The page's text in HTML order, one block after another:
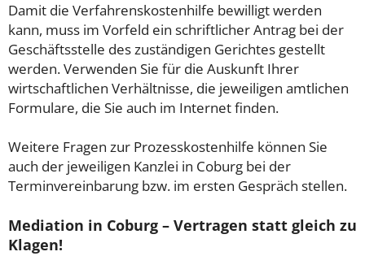
Damit die Verfahrenskostenhilfe bewilligt werden
kann, muss im Vorfeld ein schriftlicher Antrag bei der
Geschäftsstelle des zuständigen Gerichtes gestellt
werden. Verwenden Sie für die Auskunft Ihrer
wirtschaftlichen Verhältnisse, die jeweiligen amtlichen
Formulare, die Sie auch im Internet finden.
Weitere Fragen zur Prozesskostenhilfe können Sie
auch der jeweiligen Kanzlei in Coburg bei der
Terminvereinbarung bzw. im ersten Gespräch stellen.
Mediation in Coburg – Vertragen statt gleich zu
Klagen!